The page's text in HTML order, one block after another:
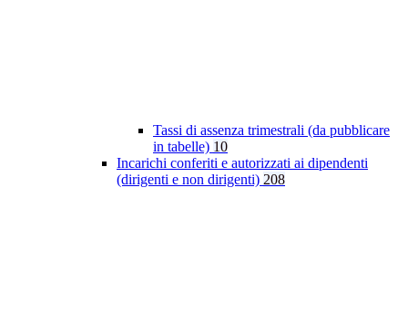
Tassi di assenza trimestrali (da pubblicare
in tabelle) 10
Incarichi conferiti e autorizzati ai dipendenti
(dirigenti e non dirigenti) 208